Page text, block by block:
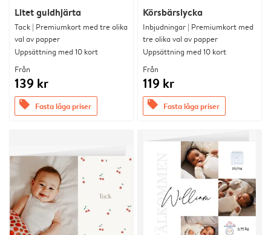
Litet guldhjärta
Tack | Premiumkort med tre olika
val av papper
Uppsättning med 10 kort
Från
139 kr
offers Fasta låga priser
Körsbärslycka
Inbjudningar | Premiumkort med
tre olika val av papper
Uppsättning med 10 kort
Från
119 kr
offers Fasta låga priser